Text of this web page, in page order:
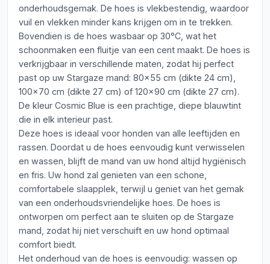
onderhoudsgemak. De hoes is vlekbestendig, waardoor
vuil en vlekken minder kans krijgen om in te trekken.
Bovendien is de hoes wasbaar op 30°C, wat het
schoonmaken een fluitje van een cent maakt. De hoes is
verkrijgbaar in verschillende maten, zodat hij perfect
past op uw Stargaze mand: 80x55 cm (dikte 24 cm),
100x70 cm (dikte 27 cm) of 120x90 cm (dikte 27 cm).
De kleur Cosmic Blue is een prachtige, diepe blauwtint
die in elk interieur past.
Deze hoes is ideaal voor honden van alle leeftijden en
rassen. Doordat u de hoes eenvoudig kunt verwisselen
en wassen, blijft de mand van uw hond altijd hygiënisch
en fris. Uw hond zal genieten van een schone,
comfortabele slaapplek, terwijl u geniet van het gemak
van een onderhoudsvriendelijke hoes. De hoes is
ontworpen om perfect aan te sluiten op de Stargaze
mand, zodat hij niet verschuift en uw hond optimaal
comfort biedt.
Het onderhoud van de hoes is eenvoudig: wassen op